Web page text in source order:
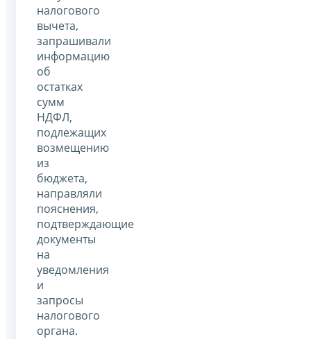
налогового
вычета,
запрашивали
информацию
об
остатках
сумм
НДФЛ,
подлежащих
возмещению
из
бюджета,
направляли
пояснения,
подтверждающие
документы
на
уведомления
и
запросы
налогового
органа.